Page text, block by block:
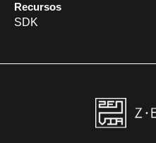
Recursos
SDK